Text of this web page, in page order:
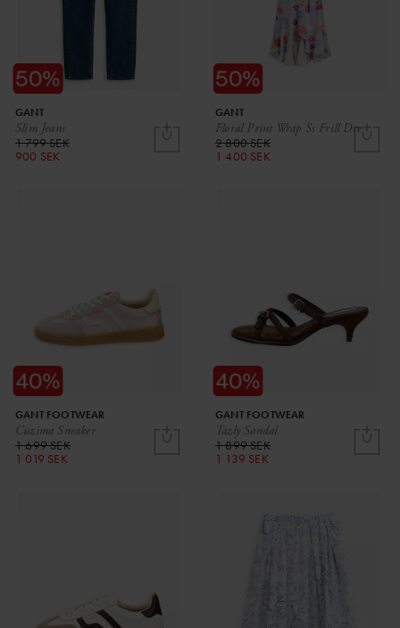
Slim Jeans
GANT
1 799 SEK
900 SEK
Floral Print Wrap Ss Frill Dre
GANT
2 800 SEK
1 400 SEK
Cuzima Sneaker
GANT FOOTWEAR
1 699 SEK
1 019 SEK
Tazly Sandal
GANT FOOTWEAR
1 899 SEK
1 139 SEK